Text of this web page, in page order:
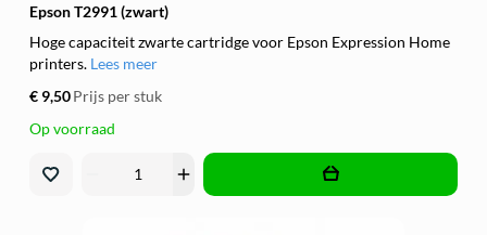
Epson T2991 (zwart)
Hoge capaciteit zwarte cartridge voor Epson Expression Home
printers. Lees meer
€ 9,50Prijs per stuk
Op voorraad
add